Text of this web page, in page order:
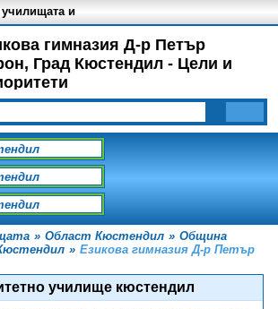
гимназия Д-р Петър
Град Кюстендил - Цели и
училищата и
в България
» Област Кюстендил » Община
» Езикова гимназия Д-р Петър
училище кюстендил